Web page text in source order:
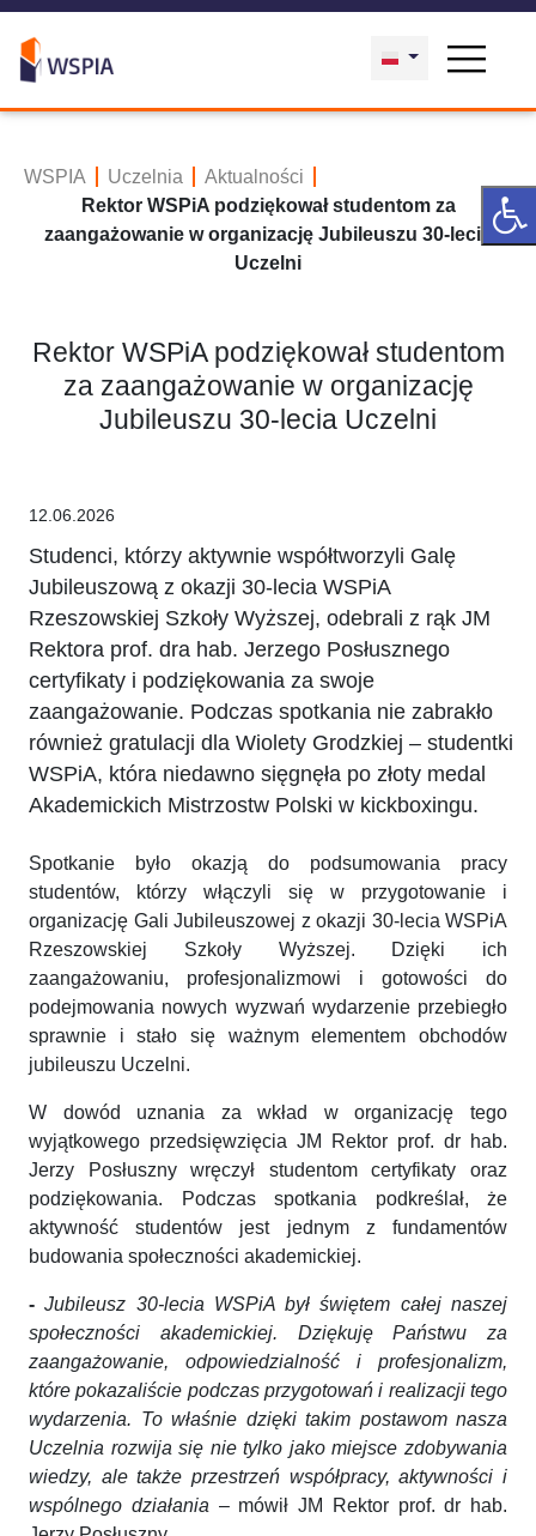
WSPIA Uczelnia
Aktualności
Rektor WSPiA podziękował studentom za
zaangażowanie w organizację Jubileuszu 30-lecia
Uczelni
Rektor WSPiA podziękował studentom
za zaangażowanie w organizację
Jubileuszu 30-lecia Uczelni
12.06.2026
Studenci, którzy aktywnie współtworzyli Galę
Jubileuszową z okazji 30-lecia WSPiA
Rzeszowskiej Szkoły Wyższej, odebrali z rąk JM
Rektora prof. dra hab. Jerzego Posłusznego
certyfikaty i podziękowania za swoje
zaangażowanie. Podczas spotkania nie zabrakło
również gratulacji dla Wiolety Grodzkiej – studentki
WSPiA, która niedawno sięgnęła po złoty medal
Akademickich Mistrzostw Polski w kickboxingu.
Spotkanie było okazją do podsumowania pracy
studentów, którzy włączyli się w przygotowanie i
organizację Gali Jubileuszowej z okazji 30-lecia WSPiA
Rzeszowskiej Szkoły Wyższej. Dzięki ich
zaangażowaniu, profesjonalizmowi i gotowości do
podejmowania nowych wyzwań wydarzenie przebiegło
sprawnie i stało się ważnym elementem obchodów
jubileuszu Uczelni.
W dowód uznania za wkład w organizację tego
wyjątkowego przedsięwzięcia JM Rektor prof. dr hab.
Jerzy Posłuszny wręczył studentom certyfikaty oraz
podziękowania. Podczas spotkania podkreślał, że
aktywność studentów jest jednym z fundamentów
budowania społeczności akademickiej.
-Jubileusz 30-lecia WSPiA był świętem całej naszej
społeczności akademickiej. Dziękuję Państwu za
zaangażowanie, odpowiedzialność i profesjonalizm,
które pokazaliście podczas przygotowań i realizacji tego
wydarzenia. To właśnie dzięki takim postawom nasza
Uczelnia rozwija się nie tylko jako miejsce zdobywania
wiedzy, ale także przestrzeń współpracy, aktywności i
wspólnego działania – mówił JM Rektor prof. dr hab.